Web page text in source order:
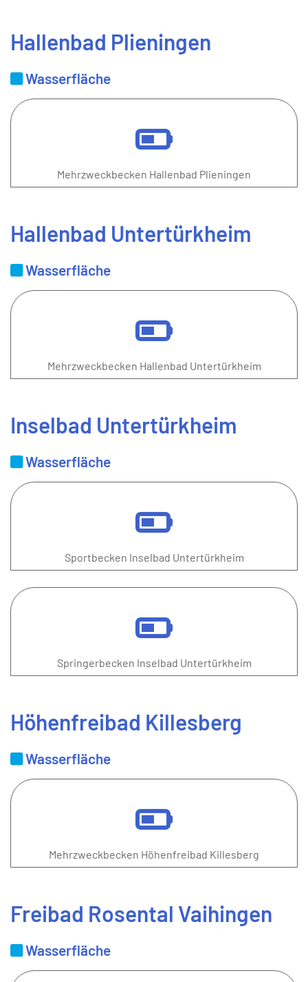
Hallenbad Plieningen
Wasserfläche
Mehrzweckbecken Hallenbad Plieningen
Hallenbad Untertürkheim
Wasserfläche
Mehrzweckbecken Hallenbad Untertürkheim
Inselbad Untertürkheim
Wasserfläche
Sportbecken Inselbad Untertürkheim
Springerbecken Inselbad Untertürkheim
Höhenfreibad Killesberg
Wasserfläche
Mehrzweckbecken Höhenfreibad Killesberg
Freibad Rosental Vaihingen
Wasserfläche